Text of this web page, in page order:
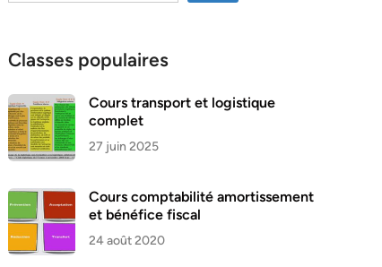
Classes populaires
Cours transport et logistique
complet
27 juin 2025
Cours comptabilité amortissement
et bénéfice fiscal
24 août 2020